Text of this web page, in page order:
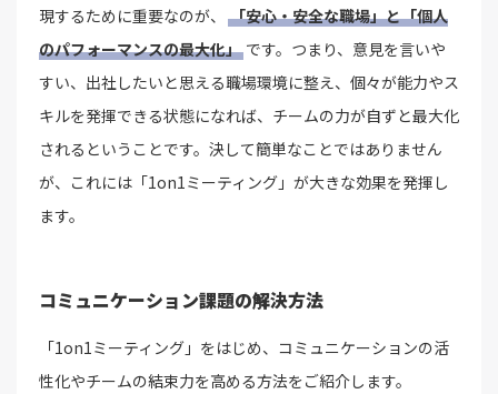
現するために重要なのが、
「安心・安全な職場」と「個人
のパフォーマンスの最大化」 です。つまり、意見を言いや
すい、出社したいと思える職場環境に整え、個々が能力やス
キルを発揮できる状態になれば、チームの力が自ずと最大化
されるということです。決して簡単なことではありません
が、これには「1on1ミーティング」が大きな効果を発揮し
ます。
コミュニケーション課題の解決方法
「1on1ミーティング」をはじめ、コミュニケーションの活
性化やチームの結束力を高める方法をご紹介します。